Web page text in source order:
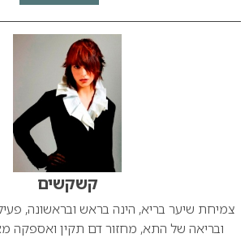
קשקשים
צמיחת שיער בריא, הינה בראש ובראשונה,
ובריאה של התא, מחזור דם תקין ואספקה